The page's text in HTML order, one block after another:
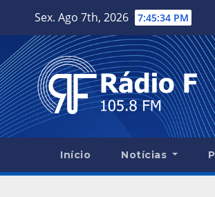
content
Sex. Ago 7th, 2026 7:45:35 PM
Início Notícias